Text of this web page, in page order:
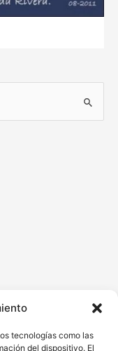
tecnologías como las
del dispositivo. El